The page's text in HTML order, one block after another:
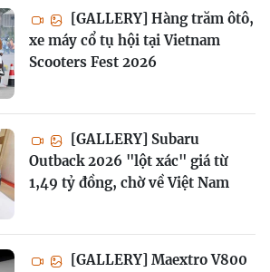
[GALLERY] Hàng trăm ôtô,
xe máy cổ tụ hội tại Vietnam
Scooters Fest 2026
[GALLERY] Subaru
Outback 2026 "lột xác" giá từ
1,49 tỷ đồng, chờ về Việt Nam
[GALLERY] Maextro V800